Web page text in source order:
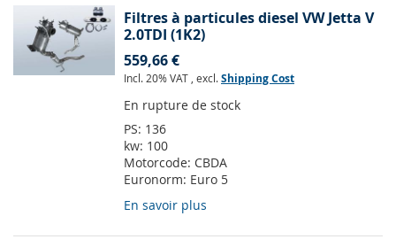
Filtres à particules diesel VW Jetta V
2.0TDI (1K2)
559,66 €
Incl. 20% VAT , excl.Shipping Cost
En rupture de stock
PS: 136
kw: 100
Motorcode: CBDA
Euronorm: Euro 5
En savoir plus